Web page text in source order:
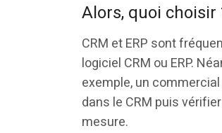
Alors, quoi choisir
CRM et ERP sont
logiciel CRM ou ERP.
exemple, un
dans le CRM puis
mesure.